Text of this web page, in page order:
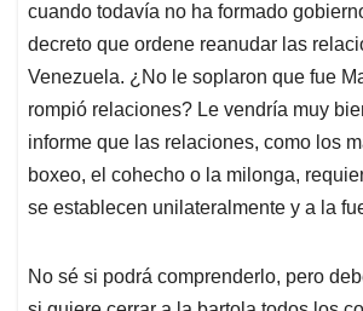
cuando todavía no ha formado
decreto que ordene reanudar las
Venezuela. ¿No le soplaron que fue
rompió relaciones? Le vendría muy
informe que las relaciones, como los
boxeo, el cohecho o la milonga,
se establecen unilateralmente y a la
No sé si podrá comprenderlo, pero